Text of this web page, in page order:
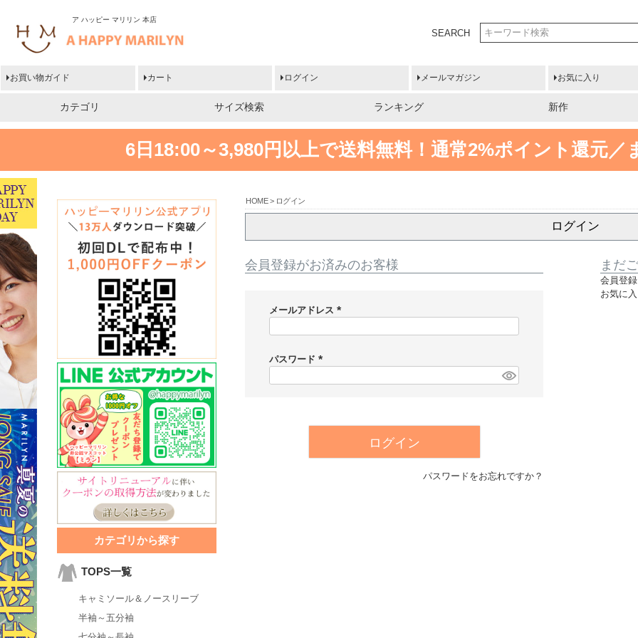
ア ハッピー マリリン 本店
SEARCH
お買い物ガイド カート ログイン メールマガジン お気に入り
カテゴリ サイズ検索 ランキング 新作
6日18:00～3,980円以上で送料無料！ 通常2%ポイント還元／
カテゴリから探す
TOPS一覧
キャミソール＆ノースリーブ
半袖～五分袖
HOME ログイン
ログイン
会員登録がお済みのお客様
メールアドレス
必
)
パスワード
必
ログイン
パスワードをお忘れですか？
まだ
会員登
お気に